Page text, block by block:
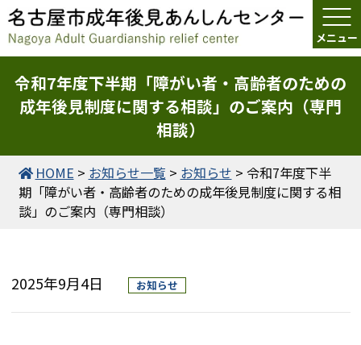
令和7年度下半期「障がい者・高齢者のための
成年後見制度に関する相談」のご案内（専門
相談）
HOME > お知らせ一覧 > お知らせ > 令和7年度下半
期「障がい者・高齢者のための成年後見制度に関する相
談」のご案内（専門相談）
2025年9月4日 お知らせ